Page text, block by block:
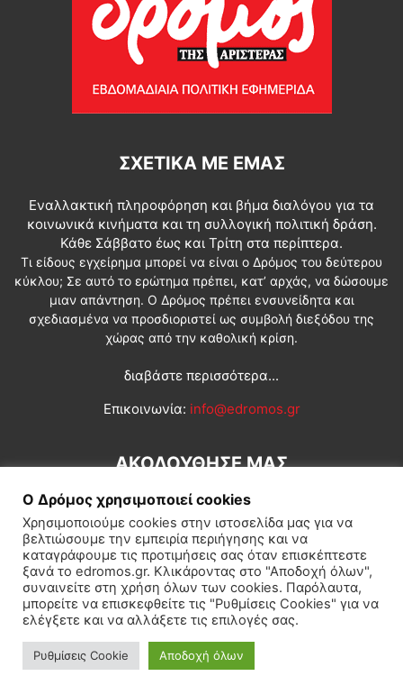
ΣΧΕΤΙΚΆ ΜΕ ΕΜΆΣ
Εναλλακτική πληροφόρηση και βήμα διαλόγου για τα
κοινωνικά κινήματα και τη συλλογική πολιτική δράση.
Κάθε Σάββατο έως και Τρίτη στα περίπτερα.
Τι είδους εγχείρημα μπορεί να είναι ο Δρόμος του δεύτερου
κύκλου; Σε αυτό το ερώτημα πρέπει, κατ’ αρχάς, να δώσουμε
μιαν απάντηση. Ο Δρόμος πρέπει ενσυνείδητα και
σχεδιασμένα να προσδιοριστεί ως συμβολή διεξόδου της
χώρας από την καθολική κρίση.
διαβάστε περισσότερα...
Επικοινωνία: info@edromos.gr
ΑΚΟΛΟΥΘΗΣΕ ΜΑΣ
Εγγραφή συνδρομητή Πολιτική Διεθνή Κοινωνία
Πολιτισμός Αφιερώματα
© Δρόμος της Αριστεράς
Ο Δρόμος χρησιμοποιεί cookies
Χρησιμοποιούμε cookies στην ιστοσελίδα μας για να
βελτιώσουμε την εμπειρία περιήγησης και να
καταγράφουμε τις προτιμήσεις σας όταν επισκέπτεστε
ξανά το edromos.gr. Κλικάροντας στο "Αποδοχή όλων",
συναινείτε στη χρήση όλων των cookies. Παρόλαυτα,
μπορείτε να επισκεφθείτε τις "Ρυθμίσεις Cookies" για να
ελέγξετε και να αλλάξετε τις επιλογές σας.
Ρυθμίσεις Cookie Αποδοχή όλων